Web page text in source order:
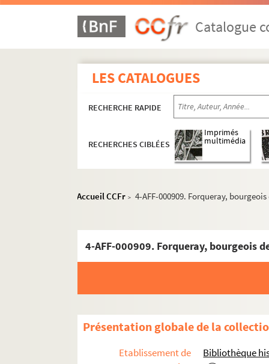
Catalogue
LES CATALOGUES
RECHERCHE RAPIDE
RECHERCHES CIBLÉES
Imprimés
multimédia
Accueil CCFr > 4-AFF-000909. Forqueray,
4-AFF-000909. Forqueray, bourgeois
Présentation globale de la
Etablissement de
Bibliothèque
Église Sainte-Marie-Madeleine-
Église Sainte-Marine
Église Saint-Merri
Église Saint-Paul-des-Champs
4-AFF-000882. Antoine
4-AFF-000883. Angélique
4-AFF-000884. Antoinette
4-AFF-000885. Alexandre
4-AFF-000886. Marie-
4-AFF-000888 ; 4-AFF-000889.
4-AFF-000892. Prudent Bruley,
4-AFF-000896. Nicolas-Noël